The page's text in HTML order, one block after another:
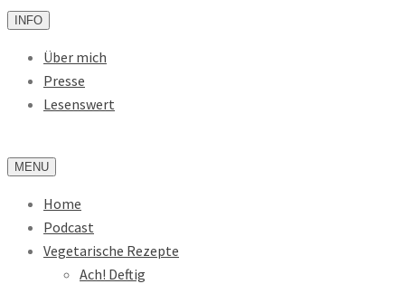
INFO
Über mich
Presse
Lesenswert
MENU
Home
Podcast
Vegetarische Rezepte
Ach! Deftig